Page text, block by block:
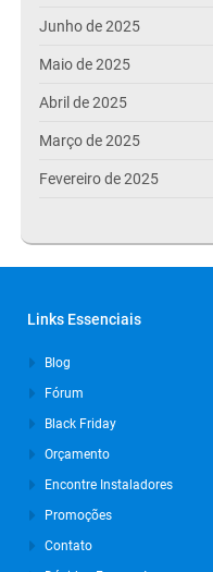
Junho de 2025
Maio de 2025
Abril de 2025
Março de 2025
Fevereiro de 2025
Setembro de 2024
Julho de 2024
Março de 2024
Outubro de 2023
Links Essenciais
Blog
Fórum
Black Friday
Orçamento
Encontre Instaladores
Promoções
Contato